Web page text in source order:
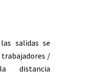
salidas se
trabajadores /
distancia